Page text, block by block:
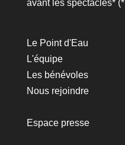
avant les spectacles* (*
Le Point d'Eau
L'équipe
Les bénévoles
Nous rejoindre
Espace presse